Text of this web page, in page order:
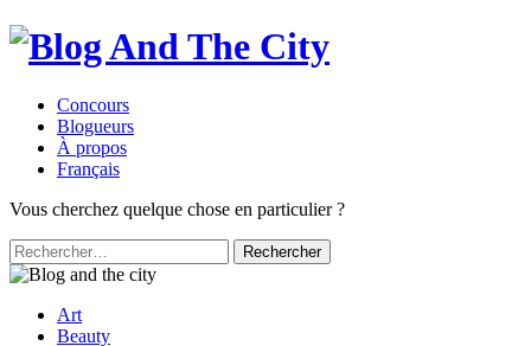
Concours
Blogueurs
À propos
Français
Vous cherchez quelque chose en particulier ?
Rechercher :
Art
Beauty